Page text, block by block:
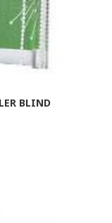
BLIND